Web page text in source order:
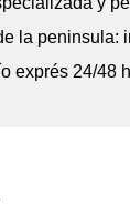
la peninsula:
exprés 24/48